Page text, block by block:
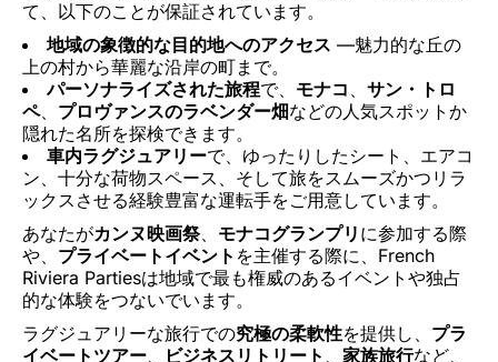
て、以下のことが保証されています。
地域の象徴的な目的地へのアクセス —魅力的な丘の
上の村から華麗な沿岸の町まで。
パーソナライズされた旅程で、 モナコ 、 サン・トロ
ペ、 プロヴァンスのラベンダー畑などの人気スポットか
隠れた名所を探検できます。
車内ラグジュアリーで、ゆったりしたシート、エアコ
ン、十分な荷物スペース、そして旅をスムーズかつリラ
ックスさせる経験豊富な運転手をご用意しています。
あなたがカンヌ映画祭、 モナコグランプリ に参加する際
や、 プライベートイベント を主催する際に、French
Riviera Partiesは地域で最も権威のあるイベントや独占
的な体験をつないでいます。
ラグジュアリーな旅行での究極の柔軟性を提供し、 プラ
イベートツアー、 ビジネスリトリート 、 家族旅行など、